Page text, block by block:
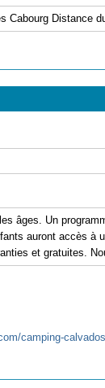
Cabourg Distance
âges. Un
auront accès à
et gratuites.
camping-